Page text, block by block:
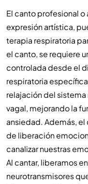
El canto profesional o
expresión artística,
terapia respiratoria
el canto, se requiere
controlada desde el
respiratoria
relajación del
vagal, mejorando la
ansiedad. Además,
de liberación
canalizar nuestras
Al cantar, liberamos
neurotransmisores